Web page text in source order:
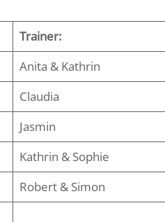
Trainer:
Anita & Kathrin
Claudia
Jasmin
Kathrin & Sophie
Robert & Simon